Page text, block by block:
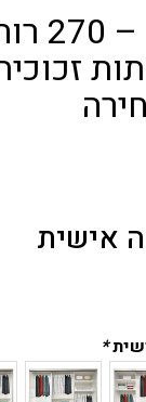
אישית
*